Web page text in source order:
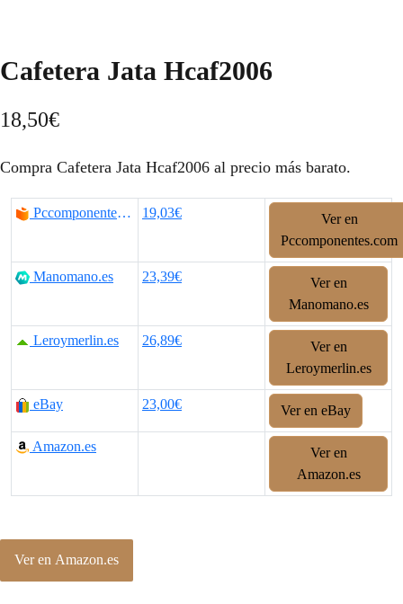
Cafetera Jata Hcaf2006
18,50€
Compra Cafetera Jata Hcaf2006 al precio más barato.
Pccomponentes.com 19,03€
Ver en
Pccomponentes.com
Manomano.es 23,39€
Ver en
Manomano.es
Leroymerlin.es 26,89€
Ver en
Leroymerlin.es
eBay 23,00€ Ver en eBay
Amazon.es
Ver en
Amazon.es
Ver en Amazon.es